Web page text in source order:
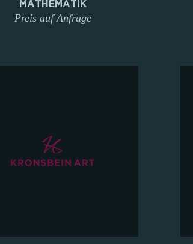
MATHEMATIK
Preis auf Anfrage